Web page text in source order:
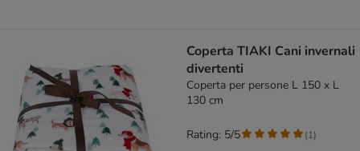
Coperta TIAKI Cani invernali
divertenti
Coperta per persone L 150 x L
130 cm
Rating: 5/5 (1)